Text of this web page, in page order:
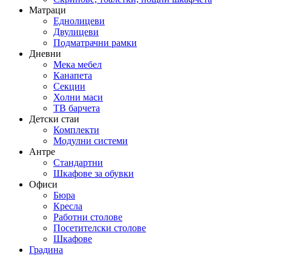
Матраци
Еднолицеви
Двулицеви
Подматрачни рамки
Дневни
Мека мебел
Канапета
Секции
Холни маси
ТВ барчета
Детски стаи
Комплекти
Модулни системи
Антре
Стандартни
Шкафове за обувки
Офиси
Бюра
Кресла
Работни столове
Посетителски столове
Шкафове
Градина